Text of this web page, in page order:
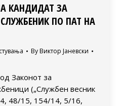
КАНДИДАТ ЗА
ПО ПАТ НА
By Виктор Јаневски
Законот за
(„Службен весник
48/15, 154/14, 5/16,